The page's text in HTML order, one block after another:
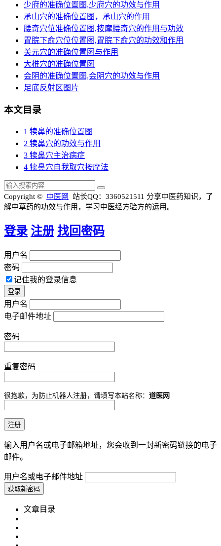
少府的准确位置图,少府穴的功效与作用
承山穴的准确位置图，承山穴的作用
腰奇穴位准确位置图,按摩腰奇穴的作用与功效
胃脘下俞穴位位置图,胃脘下俞穴的功效和作用
关元穴的准确位置图与作用
大椎穴的准确位置图
会阴的准确位置图,会阴穴的功效与作用
足底反射区图片
本文目录
1 犊鼻的准确位置图
2 犊鼻穴的功效与作用
3 犊鼻穴主治病症
4 犊鼻穴自我取穴按摩法
Copyright © 中医网 站长QQ：3360521511 分享中医药知识，了
解中草药的功效与作用，学习中医经方验方的运用。
登录 注册 找回密码
用户名
密码
记住我的登录信息
用户名
电子邮件地址
密码
重复密码
很抱歉，为防止机器人注册，请填写本站名称： 道医网
输入用户名或电子邮箱地址，您会收到一封新密码链接的电子
邮件。
用户名或电子邮件地址
文章目录